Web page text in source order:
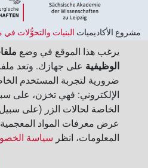
مشروع الأكاديميات ‏ البنيات والتحوُّلات
الممول من قبل الحكومة الاتحادية وحكومات
الاتحادية، وهو يهدف إلى الحفاظ على
يُنسَّق البرنامج من قِبلاتحاد الأكاديميات
يرغب هذا الموقع في وضع
الوظيفية على جهازك. وتعد
ضرورية لتجربة المستخدم
الإلكتروني: فهي تخزن، على
الخاصة لحالات الزر (على سبيل
عرض معرفات المواد المعجمية
المعلومات، انظر سياسة